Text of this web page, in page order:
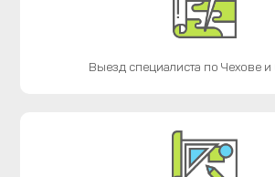
Выезд специалиста по Чехове и